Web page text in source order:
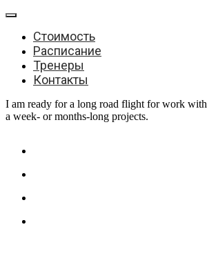
Стоимость
Расписание
Тренеры
Контакты
I am ready for a long road flight for work with
a week- or months-long projects.